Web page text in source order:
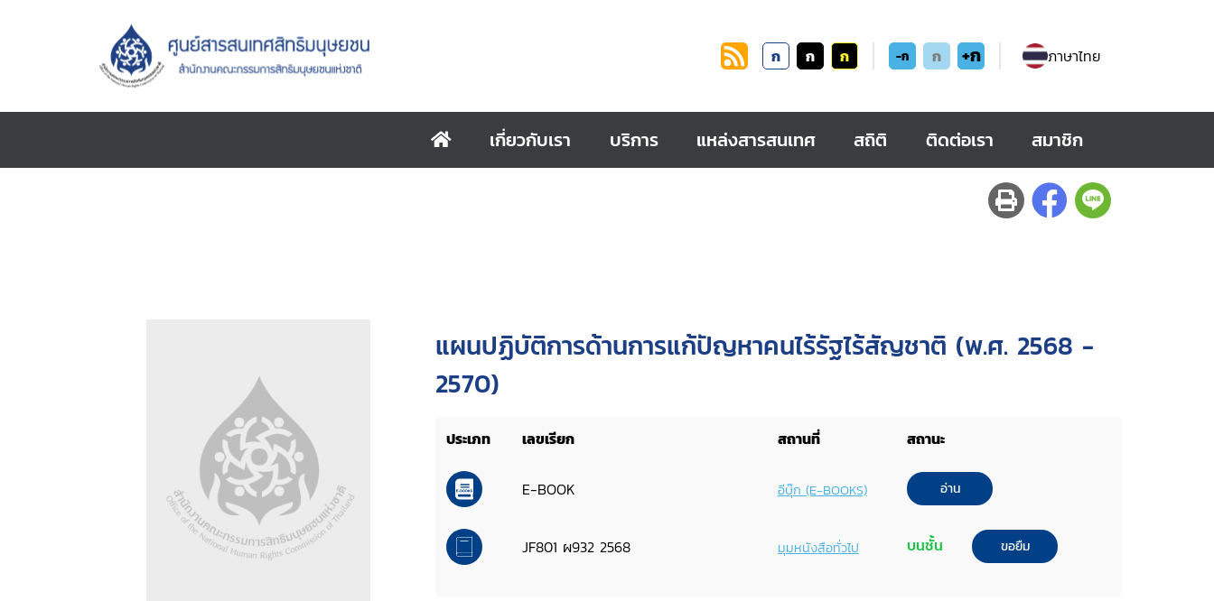
ก ก ก -ก ก +ก ภาษาไทย
เกี่ยวกับเรา บริการ แหล่งสารสนเทศ สถิติ ติดต่อเรา สมาชิก
แผนปฏิบัติการด้านการแก้ปัญหาคนไร้รัฐไร้สัญชาติ (พ.ศ. 2568 -
2570)
ประเภท เลขเรียก สถานที่ สถานะ
E-BOOK อีบุ๊ก (E-BOOKS) อ่าน
JF801 ผ932 2568 มุมหนังสือทั่วไป บนชั้น ขอยืม